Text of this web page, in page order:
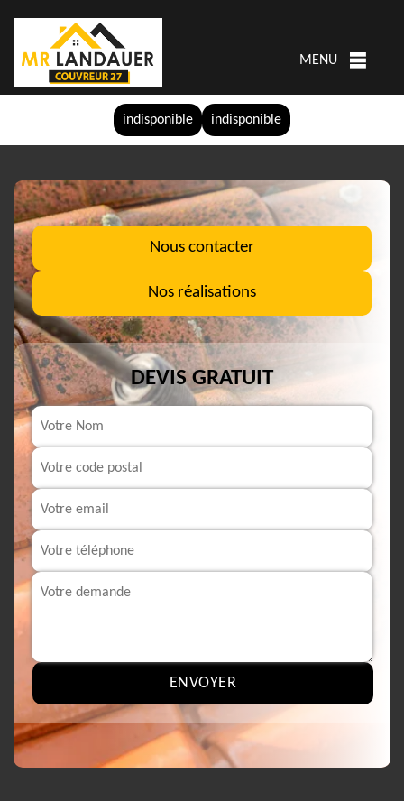
indisponible indisponible
MENU
Nous contacter
Nos réalisations
DEVIS GRATUIT